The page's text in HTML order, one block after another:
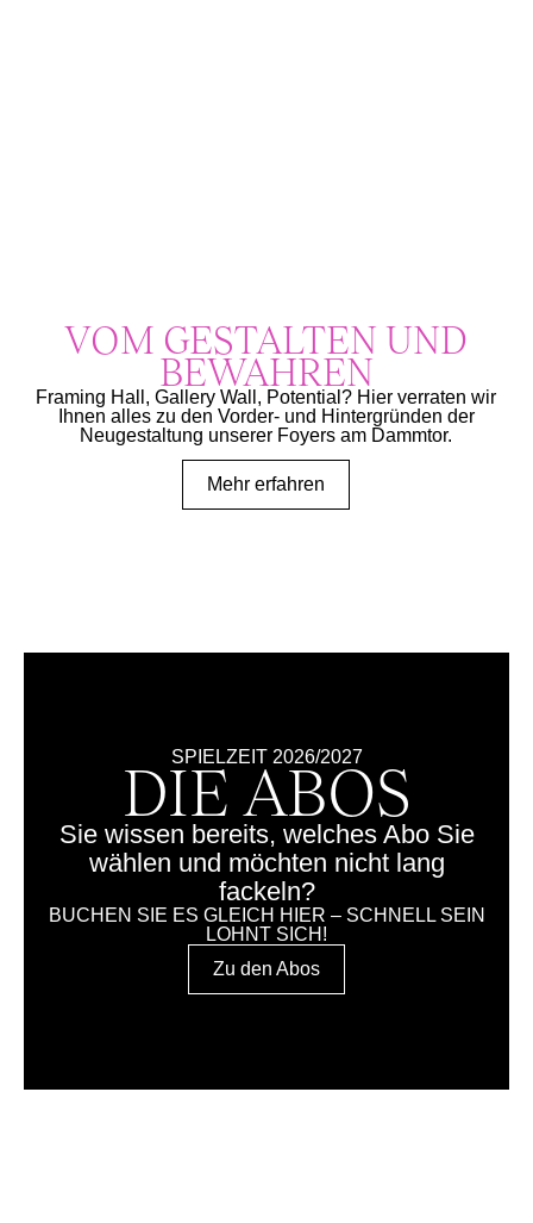
VOM GESTALTEN UND
BEWAHREN
Framing Hall, Gallery Wall, Potential? Hier verraten wir
Ihnen alles zu den Vorder- und Hintergründen der
Neugestaltung unserer Foyers am Dammtor.
Mehr erfahren
SPIELZEIT 2026/2027
DIE ABOS
Sie wissen bereits, welches Abo Sie
wählen und möchten nicht lang
fackeln?
BUCHEN SIE ES GLEICH HIER – SCHNELL SEIN
LOHNT SICH!
Zu den Abos